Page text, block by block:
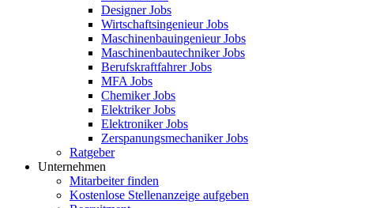
Designer Jobs
Wirtschaftsingenieur Jobs
Maschinenbauingenieur Jobs
Maschinenbautechniker Jobs
Berufskraftfahrer Jobs
MFA Jobs
Chemiker Jobs
Elektriker Jobs
Elektroniker Jobs
Zerspanungsmechaniker Jobs
Ratgeber
Unternehmen
Mitarbeiter finden
Kostenlose Stellenanzeige aufgeben